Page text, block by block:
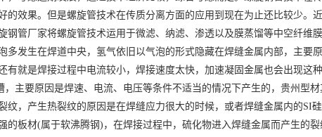
的效果。但是螺旋管技术在传质分离方面的应用到现在为止还比较少。
钢管厂家将螺旋管技术运用于微滤、纳滤、渗透以及膜蒸馏等中空纤维膜
多发生在焊道中央，氢气依旧以气泡的形式隐藏在焊缝金属内部，主要
有就是焊接过程中电流较小，焊接速度太快，加速凝固金属也会出现这
主要原因是焊速、电流、电压等条件不适当的情况下产生的，贵州型
纹，产生热裂纹的原因是在焊缝应力很大的时候，或者焊缝金属内的SI
的板材(属于软沸腾钢)，在焊接过程中，硫化物进入焊缝金属而产生的裂